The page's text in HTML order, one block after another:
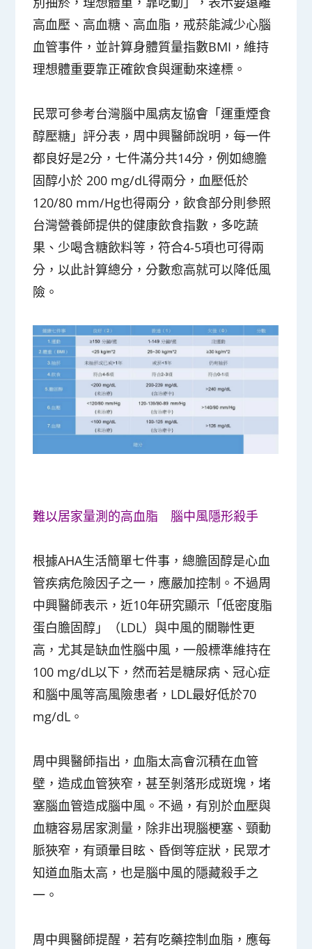
高血壓、高血糖、高血脂，戒菸能減少心腦
血管事件，並計算身體質量指數BMI，維持
理想體重要靠正確飲食與運動來達標。
民眾可參考台灣腦中風病友協會「運重煙食
醇壓糖」評分表，周中興醫師說明，每一件
都良好是2分，七件滿分共14分，例如總膽
固醇小於 200 mg/dL得兩分，血壓低於
120/80 mm/Hg也得兩分，飲食部分則參照
台灣營養師提供的健康飲食指數，多吃蔬
果、少喝含糖飲料等，符合4-5項也可得兩
分，以此計算總分，分數愈高就可以降低風
險。
難以居家量測的高血脂 腦中風隱形殺手
根據AHA生活簡單七件事，總膽固醇是心血
管疾病危險因子之一，應嚴加控制。不過周
中興醫師表示，近10年研究顯示「低密度脂
蛋白膽固醇」（LDL）與中風的關聯性更
高，尤其是缺血性腦中風，一般標準維持在
100 mg/dL以下，然而若是糖尿病、冠心症
和腦中風等高風險患者，LDL最好低於70
mg/dL。
周中興醫師指出，血脂太高會沉積在血管
壁，造成血管狹窄，甚至剝落形成斑塊，堵
塞腦血管造成腦中風。不過，有別於血壓與
血糖容易居家測量，除非出現腦梗塞、頸動
脈狹窄，有頭暈目眩、昏倒等症狀，民眾才
知道血脂太高，也是腦中風的隱藏殺手之
一。
周中興醫師提醒，若有吃藥控制血脂，應每